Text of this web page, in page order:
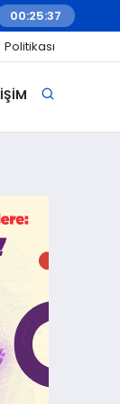
Müşteri
00:25:39